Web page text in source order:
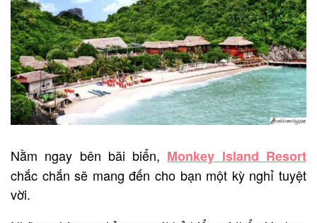
Nằm ngay bên bãi biển, Monkey Island Resort
chắc chắn sẽ mang đến cho bạn một kỳ nghỉ tuyệt
vời.